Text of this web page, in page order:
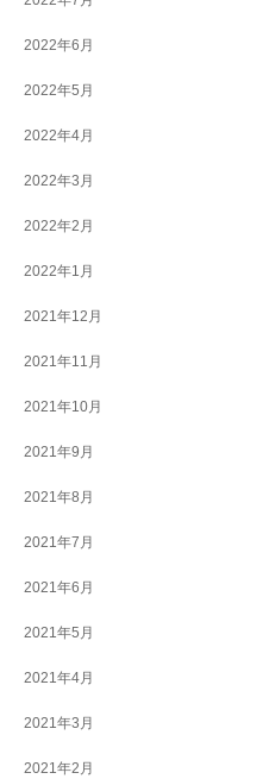
2022年6月
2022年5月
2022年4月
2022年3月
2022年2月
2022年1月
2021年12月
2021年11月
2021年10月
2021年9月
2021年8月
2021年7月
2021年6月
2021年5月
2021年4月
2021年3月
2021年2月